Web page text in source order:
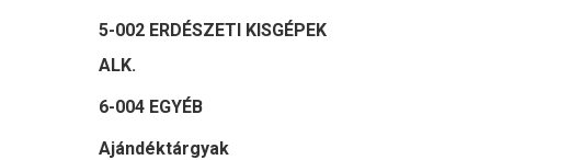
5-002 ERDÉSZETI KISGÉPEK
ALK.
6-004 EGYÉB
Ajándéktárgyak